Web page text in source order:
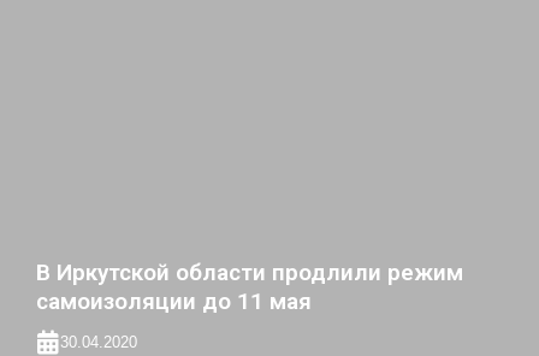
В Иркутской области продлили режим
самоизоляции до 11 мая
30.04.2020